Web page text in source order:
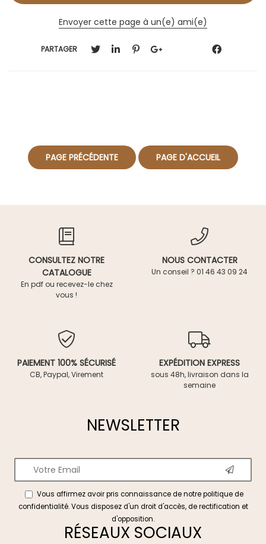
Envoyer cette page à un(e) ami(e)
PARTAGER
CONSULTEZ NOTRE
CATALOGUE
En pdf ou recevez-le chez
vous !
NOUS CONTACTER
Un conseil ? 01 46 43 09 24
PAIEMENT 100% SÉCURISÉ
CB, Paypal, Virement
EXPÉDITION EXPRESS
sous 48h, livraison dans la
semaine
NEWSLETTER
Vous affirmez avoir pris connaissance de notrepolitique de
confidentialité. Vous disposez d'un droit d'accès, de rectification et
d'opposition.
RÉSEAUX SOCIAUX